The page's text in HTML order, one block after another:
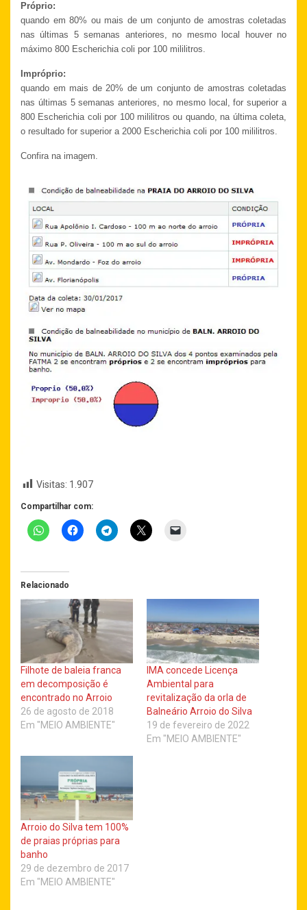
Próprio:
quando em 80% ou mais de um conjunto de amostras coletadas
nas últimas 5 semanas anteriores, no mesmo local
houver no
máximo 800 Escherichia coli por 100 mililitros.
Impróprio:
quando em mais de 20% de um conjunto de amostras coletadas
nas últimas 5 semanas anteriores, no mesmo local,for superior a
800 Escherichia coli por 100 mililitros ou quando, na última coleta,
o resultado for superior a 2000 Escherichia coli por 100 mililitros.
Confira na imagem.
Visitas: 1.907
Compartilhar com:
Relacionado
Filhote de baleia franca
em decomposição é
encontrado no Arroio
26 de agosto de 2018
Em "MEIO AMBIENTE"
IMA concede Licença
Ambiental para
revitalização da orla de
Balneário Arroio do Silva
19 de fevereiro de 2022
Em "MEIO AMBIENTE"
Arroio do Silva tem 100%
de praias próprias para
banho
29 de dezembro de 2017
Em "MEIO AMBIENTE"